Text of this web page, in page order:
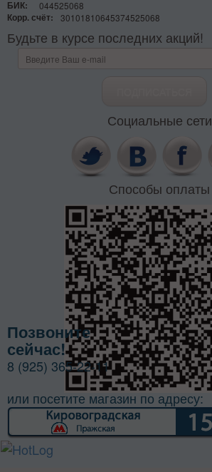
БИК:
044525068
Корр. счёт:
30101810645374525068
Будьте в курсе последних акций!
Социальные сети
Способы оплаты
Позвоните
сейчас!
8 (925) 365-22-11
или посетите магазин по адресу: